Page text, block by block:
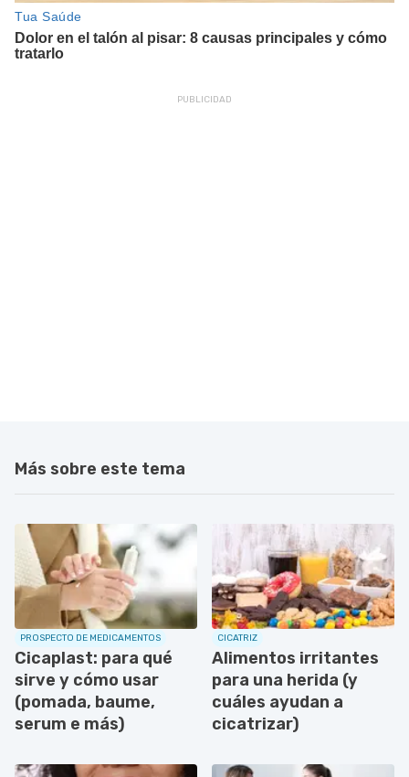
Más sobre este tema
PROSPECTO DE MEDICAMENTOS
Cicaplast: para qué
sirve y cómo usar
(pomada, baume,
serum e más)
CICATRIZ
Alimentos irritantes
para una herida (y
cuáles ayudan a
cicatrizar)